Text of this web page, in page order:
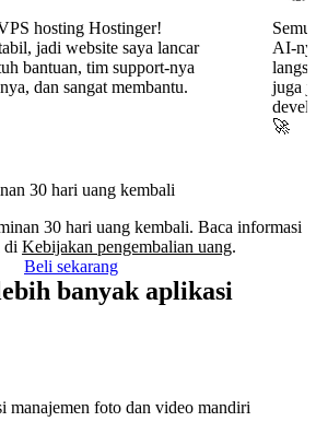
hosting Hostinger!
jadi website saya lancar
bantuan, tim support-nya
dan sangat membantu.
AI-
juga
🚀
30 hari uang kembali
30 hari uang kembali. Baca informasi
di Kebijakan pengembalian uang.
Beli sekarang
banyak aplikasi
manajemen foto dan video mandiri